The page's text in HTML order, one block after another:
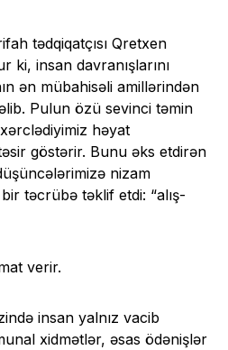
tədqiqatçısı Qretxen
ki, insan davranışlarını
ən mübahisəli amillərindən
Pulun özü sevinci təmin
həyat
göstərir. Bunu əks etdirən
nizam
təcrübə təklif etdi: “alış-
verir.
insan yalnız vacib
xidmətlər, əsas ödənişlər